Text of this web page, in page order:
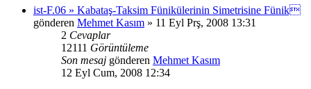
ist-F.06 » Kabataş-Taksim Fünikülerinin Simetrisine Fünik
gönderen Mehmet Kasım » 11 Eyl Prş, 2008 13:31
2 Cevaplar
12111 Görüntüleme
Son mesaj gönderen Mehmet Kasım
12 Eyl Cum, 2008 12:34